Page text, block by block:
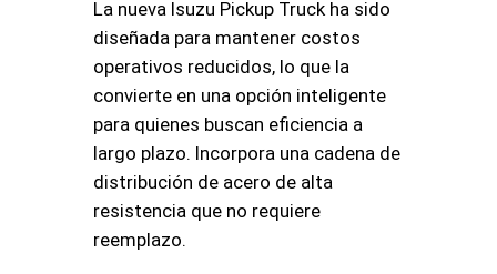
La nueva Isuzu Pickup Truck ha sido
diseñada para mantener costos
operativos reducidos, lo que la
convierte en una opción inteligente
para quienes buscan eficiencia a
largo plazo. Incorpora una cadena de
distribución de acero de alta
resistencia que no requiere
reemplazo.